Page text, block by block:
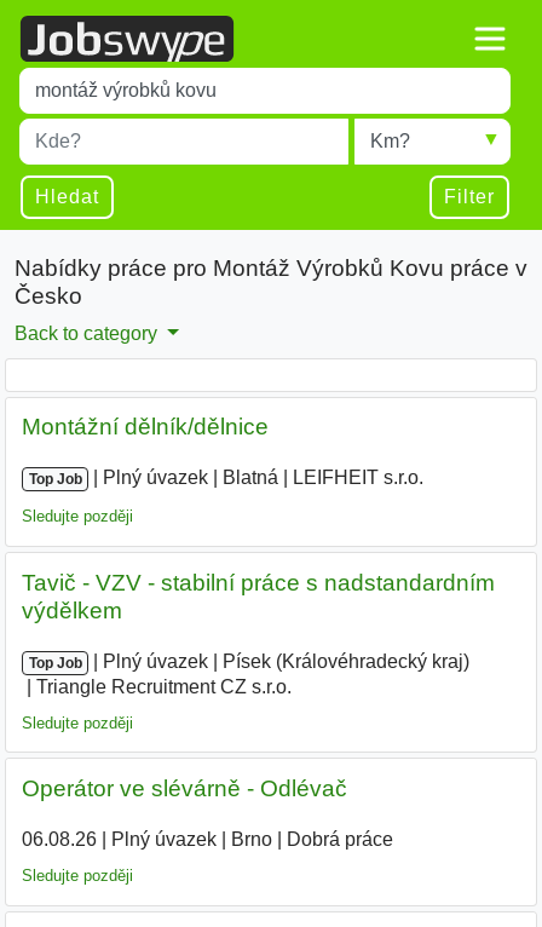
Title
Type 1 or more characters for results.
Místo
Type 1 or more characters for results.
Radius
Hledat Filter
Nabídky práce pro Montáž Výrobků Kovu práce v
Česko
Back to category
Montážní dělník/dělnice
Top Job Plný úvazek Blatná LEIFHEIT s.r.o.
Sledujte později
Tavič - VZV - stabilní práce s nadstandardním
výdělkem
Top Job Plný úvazek Písek (Královéhradecký kraj)
Triangle Recruitment CZ s.r.o.
Sledujte později
Operátor ve slévárně - Odlévač
06.08.26| Plný úvazek| Brno| Dobrá práce
Sledujte později